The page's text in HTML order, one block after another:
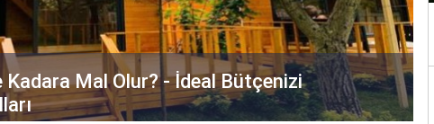
Kadara Mal Olur? - İdeal Bütçenizi